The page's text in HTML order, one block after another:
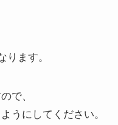
ります。
で、
うにしてください。